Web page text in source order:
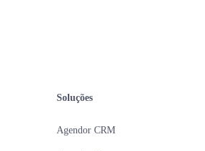
Soluções
Agendor CRM